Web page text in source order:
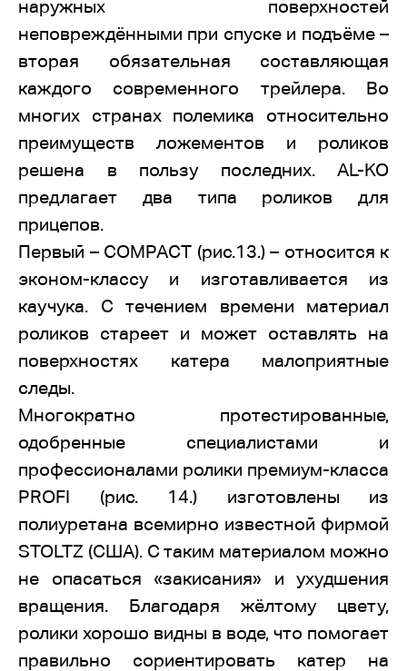
наружных поверхностей
неповреждёнными при спуске и подъёме –
вторая обязательная составляющая
каждого современного трейлера. Во
многих странах полемика относительно
преимуществ ложементов и роликов
решена в пользу последних. AL-KO
предлагает два типа роликов для
прицепов.
Первый – COMPACT (рис.13.) – относится к
эконом-классу и изготавливается из
каучука. С течением времени материал
роликов стареет и может оставлять на
поверхностях катера малоприятные
следы.
Многократно протестированные,
одобренные специалистами и
профессионалами ролики премиум-класса
PROFI (рис. 14.) изготовлены из
полиуретана всемирно известной фирмой
STOLTZ (США). С таким материалом можно
не опасаться «закисания» и ухудшения
вращения. Благодаря жёлтому цвету,
ролики хорошо видны в воде, что помогает
правильно сориентировать катер на